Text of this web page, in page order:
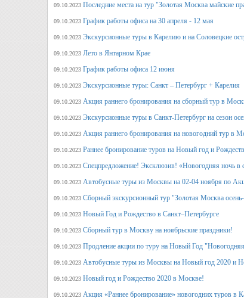
09.10.2023 Последние места на тур "Золотая Москва майские
09.10.2023 График работы офиса на 30 апреля - 12 мая
09.10.2023 Экскурсионные туры в Карелию и на Соловецкие
09.10.2023 Лето в Янтарном Крае
09.10.2023 График работы офиса 12 июня
09.10.2023 Экскурсионные туры: Санкт – Петербург + Карелия
09.10.2023 Акция раннего бронирования на сборный тур в
09.10.2023 Экскурсионные туры в Санкт-Петербург на сезон
09.10.2023 Акция раннего бронирования на новогодний тур в
09.10.2023 Раннее бронирование туров на Новый год и
09.10.2023 Спецпредложение! Эксклюзив! «Новогодняя ночь в
09.10.2023 Автобусные туры из Москвы на 02-04 ноября по
09.10.2023 Сборный экскурсионный тур "Золотая Москва
09.10.2023 Новый Год и Рождество в Санкт–Петербурге
09.10.2023 Сборный тур в Москву на ноябрьские праздники!
09.10.2023 Продление акции по туру на Новый Год
09.10.2023 Автобусные туры из Москвы на Новый год 2020 и
09.10.2023 Новый год и Рождество 2020 в Москве!
09.10.2023 Акция «Раннее бронирование» новогодних туров в